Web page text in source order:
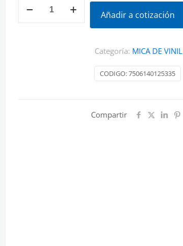
Añadir a cotización
CODIGO:7506140125335
Categoría: MICA DE VINIL
Compartir